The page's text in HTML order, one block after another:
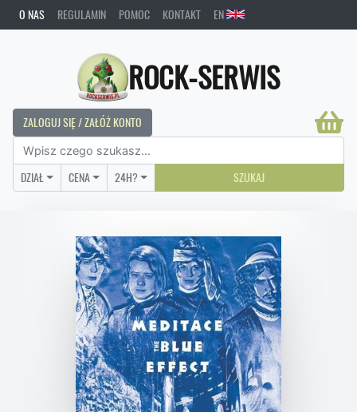
O NAS REGULAMIN POMOC KONTAKT EN
ROCK-SERWIS
ZALOGUJ SIĘ / ZAŁÓŻ KONTO
DZIAŁ CENA 24H? SZUKAJ